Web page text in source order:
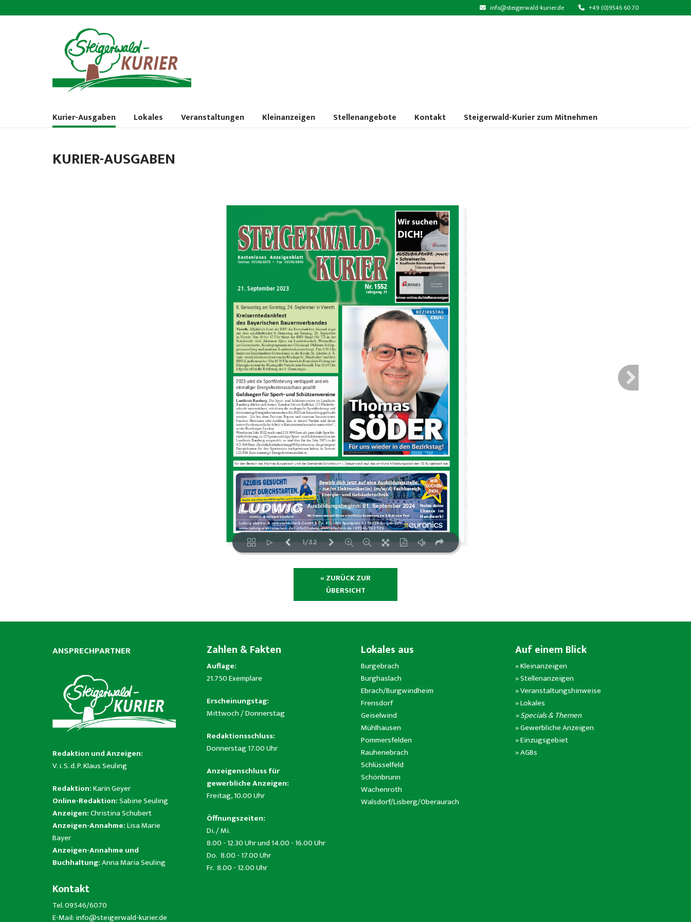
info@steigerwald-kurier.de +49 (0)9546 60 70
Kurier-Ausgaben Lokales Veranstaltungen Kleinanzeigen Stellenangebote Kontakt Steigerwald-Kurier zum Mitnehmen
KURIER-AUSGABEN
« ZURÜCK ZUR
ÜBERSICHT
ANSPRECHPARTNER
Redaktion und Anzeigen:
V. i. S. d. P. Klaus Seuling
Redaktion:Karin Geyer
Online-Redaktion:Sabine Seuling
Anzeigen:Christina Schubert
Anzeigen-Annahme:Lisa Marie
Bayer
Anzeigen-Annahme und
Buchhaltung:Anna Maria Seuling
Kontakt
Tel. 09546/6070
E-Mail: info@steigerwald-kurier.de
Zahlen & Fakten
Auflage:
21.750 Exemplare
Erscheinungstag:
Mittwoch / Donnerstag
Redaktionsschluss:
Donnerstag 17.00 Uhr
Anzeigenschluss für
gewerbliche Anzeigen:
Freitag, 10.00 Uhr
Öffnungszeiten:
Di. / Mi.
8.00 - 12.30 Uhr und 14.00 - 16.00 Uhr
Do. 8.00 - 17.00 Uhr
Fr. 8.00 - 12.00 Uhr
Lokales aus
Burgebrach
Burghaslach
Ebrach/Burgwindheim
Frensdorf
Geiselwind
Mühlhausen
Pommersfelden
Rauhenebrach
Schlüsselfeld
Schönbrunn
Wachenroth
Walsdorf/Lisberg/Oberaurach
Auf einem Blick
»Kleinanzeigen
»Stellenanzeigen
»Veranstaltungshinweise
»Lokales
» Specials & Themen
»Gewerbliche Anzeigen
»Einzugsgebiet
»AGBs